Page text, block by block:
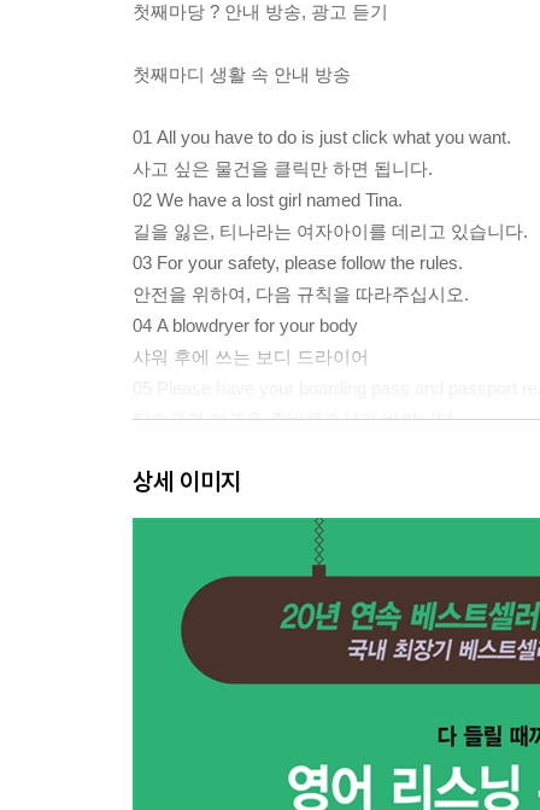
첫째마당 ? 안내 방송, 광고 듣기
첫째마디 생활 속 안내 방송
01 All you have to do is just click what you want.
사고 싶은 물건을 클릭만 하면 됩니다.
02 We have a lost girl named Tina.
길을 잃은, 티나라는 여자아이를 데리고 있습니다.
03 For your safety, please follow the rules.
안전을 위하여, 다음 규칙을 따라주십시오.
04 A blowdryer for your body
샤워 후에 쓰는 보디 드라이어
탑승권과 여권을 준비해주시기 바랍니다.
KL998편의 마지막 탑승 안내입니다.
07 Smoking is prohibited on the entire aircraft.
기내 전체에서 흡연은 금지되어 있습니다.
08 We’ll be landing in about 10 minutes.
저희는 약 10분 후에 착륙하겠습니다.
리스닝 꿀팁 : 한국식 발음으로 잘못 알고 있는 단
09 Try a stick today and find out for yourself!
상세 이미지